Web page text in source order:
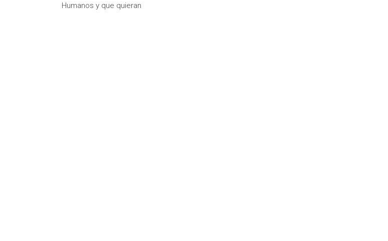
Humanos y que quieran